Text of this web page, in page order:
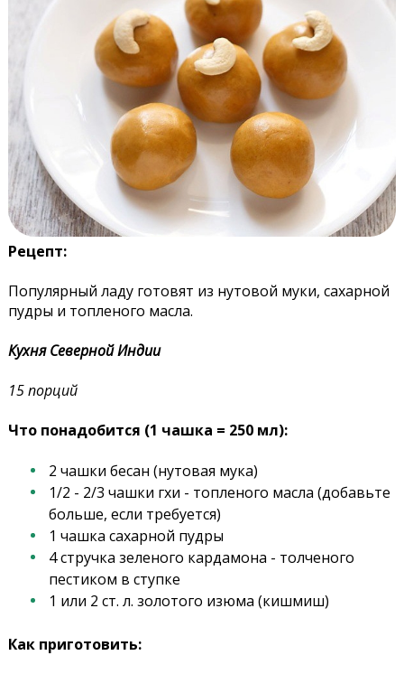
Рецепт:
Популярный ладу готовят из нутовой муки, сахарной
пудры и топленого масла.
Кухня Северной Индии
15 порций
Что понадобится (1 чашка = 250 мл):
2 чашки бесан (нутовая мука)
1/2 - 2/3 чашки гхи - топленого масла (добавьте
больше, если требуется)
1 чашка сахарной пудры
4 стручка зеленого кардамона - толченого
пестиком в ступке
1 или 2 ст. л. золотого изюма (кишмиш)
Как приготовить: